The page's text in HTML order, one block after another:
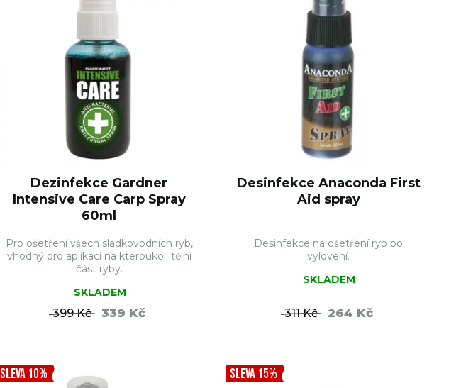
Dezinfekce Gardner
Intensive Care Carp Spray
60ml
Pro ošetření všech sladkovodních ryb,
vhodný pro aplikaci na kteroukoli tělní
část ryby.
SKLADEM
399 Kč 339 Kč
Desinfekce Anaconda First
Aid spray
Desinfekce na ošetření ryb po
vylovení.
SKLADEM
311 Kč 264 Kč
SLEVA 10% SLEVA 15%